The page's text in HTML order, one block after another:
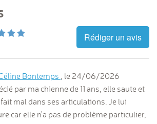
Rédiger un avis
Bontemps , le 24/06/2026
par ma chienne de 11 ans, elle saute et
mal dans ses articulations. Je lui
car elle n'a pas de problème particulier,